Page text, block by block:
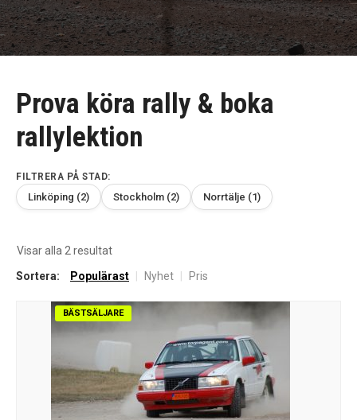
Prova köra rally & boka
rallylektion
FILTRERA PÅ STAD:
Linköping (2) Stockholm (2) Norrtälje (1)
Visar alla 2 resultatSortera
senaste
Sortera: Populärast Nyhet Pris
BÄSTSÄLJARE